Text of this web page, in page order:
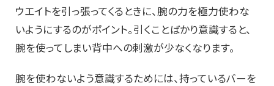
ウエイトを引っ張ってくるときに、腕の力を極力使わな
いようにするのがポイント。引くことばかり意識すると、
腕を使ってしまい背中への刺激が少なくなります。
腕を使わないよう意識するためには、持っているバーを